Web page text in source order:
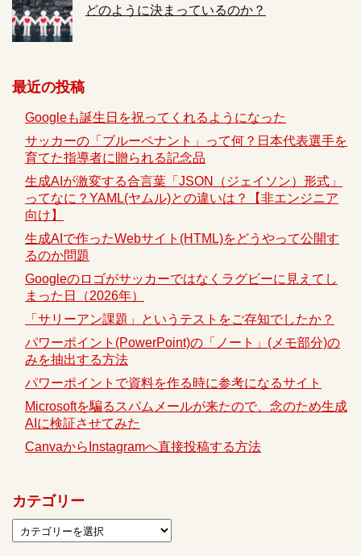
どのように決まっているのか？
最近の投稿
Googleも誕生日を祝ってくれるようになった
サッカーの「ブルーペナント」って何？日本代表選手を
育てた指導者に贈られる記念品
生成AIが激変する合言葉「JSON（ジェイソン）形式」
ってなに？YAML(ヤムル)との違いは？【非エンジニア
向け】
生成AIで作ったWebサイト(HTML)をどうやって公開す
るのか問題
Googleのロゴがサッカーではなくラグビーに見えてし
まった日（2026年）
「サリーアン課題」というテストをご存知でしたか？
パワーポイント(PowerPoint)の「ノート」(メモ部分)の
みを抽出する方法
パワーポイントで資料を作る時に参考になるサイト
Microsoftを騙るスパムメールが来たので、念のため生成
AIに検証させてみた
CanvaからInstagramへ直接投稿する方法
カテゴリー